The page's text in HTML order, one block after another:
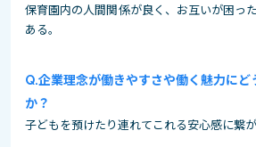
保育園内の人間関係が良く、お互いが困っ
ある。
企業理念が働きやすさや働く魅力にど
か？
子どもを預けたり連れてこれる安心感に繋が